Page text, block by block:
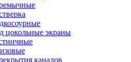
цокольные экраны
каналов